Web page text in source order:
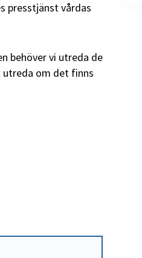
presstjänst vårdas
behöver vi utreda de
om det finns